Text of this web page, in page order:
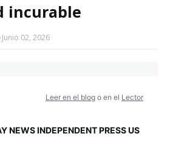
incurable
Junio 02, 2026
Leer en el blog o en el Lector
NEWS INDEPENDENT PRESS US